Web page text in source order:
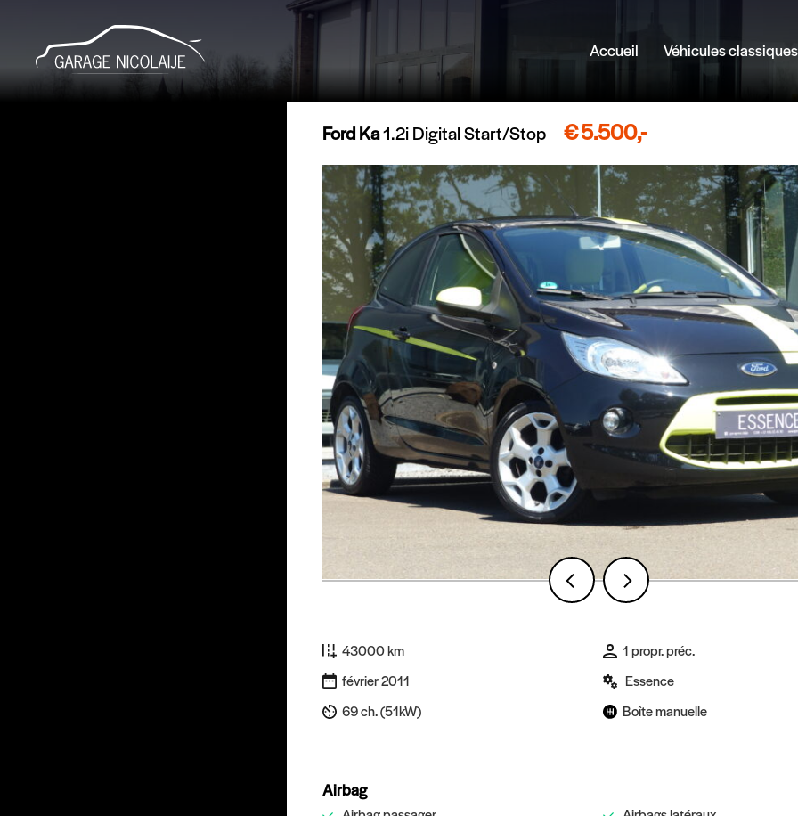
Accueil Véhicules classiques
Ford Ka1.2i Digital Start/Stop €5.500,-
43000 km
1 propr. préc.
février 2011
Essence
69 ch. (51kW)
Boîte manuelle
Airbag